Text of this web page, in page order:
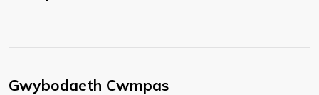
Gwybodaeth Cwmpas